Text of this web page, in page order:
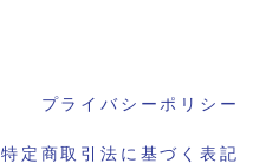
プライバシーポリシー
特定商取引法に基づく表記